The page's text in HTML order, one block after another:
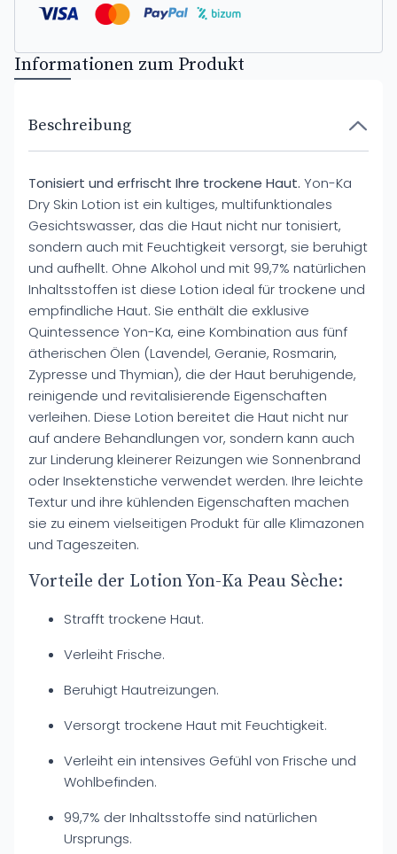
Informationen zum Produkt
Beschreibung
Tonisiert und erfrischt Ihre trockene Haut. Yon-Ka
Dry Skin Lotion ist ein kultiges, multifunktionales
Gesichtswasser, das die Haut nicht nur tonisiert,
sondern auch mit Feuchtigkeit versorgt, sie beruhigt
und aufhellt. Ohne Alkohol und mit 99,7% natürlichen
Inhaltsstoffen ist diese Lotion ideal für trockene und
empfindliche Haut. Sie enthält die exklusive
Quintessence Yon-Ka, eine Kombination aus fünf
ätherischen Ölen (Lavendel, Geranie, Rosmarin,
Zypresse und Thymian), die der Haut beruhigende,
reinigende und revitalisierende Eigenschaften
verleihen. Diese Lotion bereitet die Haut nicht nur
auf andere Behandlungen vor, sondern kann auch
zur Linderung kleinerer Reizungen wie Sonnenbrand
oder Insektenstiche verwendet werden. Ihre leichte
Textur und ihre kühlenden Eigenschaften machen
sie zu einem vielseitigen Produkt für alle Klimazonen
und Tageszeiten.
Vorteile der Lotion Yon-Ka Peau Sèche:
Strafft trockene Haut.
Verleiht Frische.
Beruhigt Hautreizungen.
Versorgt trockene Haut mit Feuchtigkeit.
Verleiht ein intensives Gefühl von Frische und
Wohlbefinden.
99,7% der Inhaltsstoffe sind natürlichen
Ursprungs.